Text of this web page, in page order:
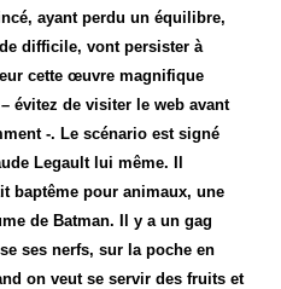
ayant perdu un équilibre,
difficile, vont persister à
cette œuvre magnifique
évitez de visiter le web avant
-. Le scénario est signé
Legault lui même. Il
baptême pour animaux, une
de Batman. Il y a un gag
ses nerfs, sur la poche en
on veut se servir des fruits et